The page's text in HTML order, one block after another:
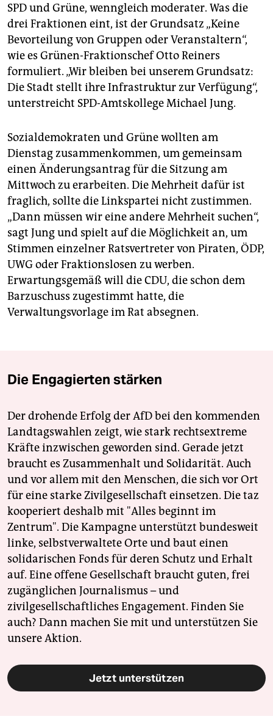
SPD und Grüne, wenngleich moderater. Was die
drei Fraktionen eint, ist der Grundsatz „Keine
Bevorteilung von Gruppen oder Veranstaltern“,
wie es Grünen-Fraktionschef Otto Reiners
formuliert. „Wir bleiben bei unserem Grundsatz:
Die Stadt stellt ihre Infrastruktur zur Verfügung“,
unterstreicht SPD-Amtskollege Michael Jung.
Sozialdemokraten und Grüne wollten am
Dienstag zusammenkommen, um gemeinsam
einen Änderungsantrag für die Sitzung am
Mittwoch zu erarbeiten. Die Mehrheit dafür ist
fraglich, sollte die Linkspartei nicht zustimmen.
„Dann müssen wir eine andere Mehrheit suchen“,
sagt Jung und spielt auf die Möglichkeit an, um
Stimmen einzelner Ratsvertreter von Piraten, ÖDP,
UWG oder Fraktionslosen zu werben.
Erwartungsgemäß will die CDU, die schon dem
Barzuschuss zugestimmt hatte, die
Verwaltungsvorlage im Rat absegnen.
Die Engagierten stärken
Der drohende Erfolg der AfD bei den kommenden
Landtagswahlen zeigt, wie stark rechtsextreme
Kräfte inzwischen geworden sind. Gerade jetzt
braucht es Zusammenhalt und Solidarität. Auch
und vor allem mit den Menschen, die sich vor Ort
für eine starke Zivilgesellschaft einsetzen. Die taz
kooperiert deshalb mit "Alles beginnt im
Zentrum". Die Kampagne unterstützt bundesweit
linke, selbstverwaltete Orte und baut einen
solidarischen Fonds für deren Schutz und Erhalt
auf. Eine offene Gesellschaft braucht guten, frei
zugänglichen Journalismus – und
zivilgesellschaftliches Engagement. Finden Sie
auch? Dann machen Sie mit und unterstützen Sie
unsere Aktion.
Jetzt unterstützen